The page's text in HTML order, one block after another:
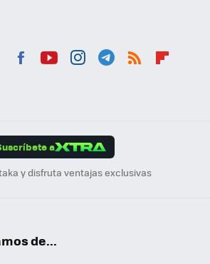
a
y disfruta ventajas exclusivas
de...